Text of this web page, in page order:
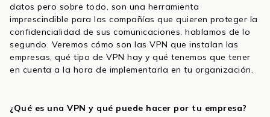
datos pero sobre todo, son una herramienta
imprescindible para las compañías que quieren proteger la
confidencialidad de sus comunicaciones. hablamos de lo
segundo. Veremos cómo son las VPN que instalan las
empresas, qué tipo de VPN hay y qué tenemos que tener
en cuenta a la hora de implementarla en tu organización.
¿Qué es una VPN y qué puede hacer por tu empresa?